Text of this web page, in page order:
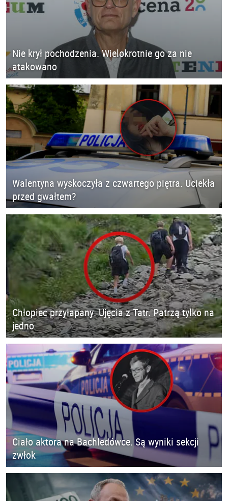
Nie krył pochodzenia. Wielokrotnie go za nie
atakowano
Walentyna wyskoczyła z czwartego piętra. Uciekła
przed gwałtem?
Chłopiec przyłapany. Ujęcia z Tatr. Patrzą tylko na
jedno
Ciało aktora na Bachledówce. Są wyniki sekcji
zwłok